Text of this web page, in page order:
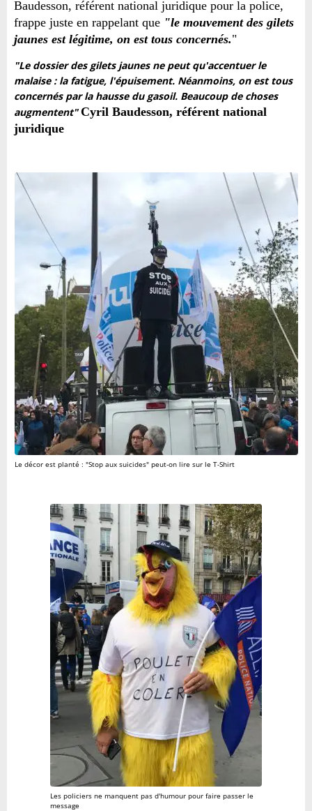
Baudesson, référent national juridique pour la police,
frappe juste en rappelant que "le mouvement des gilets
jaunes est légitime, on est tous concernés."
"Le dossier des gilets jaunes ne peut qu'accentuer le
malaise : la fatigue, l'épuisement. Néanmoins, on est tous
concernés par la hausse du gasoil. Beaucoup de choses
augmentent"Cyril Baudesson, référent national
juridique
Le décor est planté : "Stop aux suicides" peut-on lire sur le T-Shirt
Les policiers ne manquent pas d'humour pour faire passer le
message